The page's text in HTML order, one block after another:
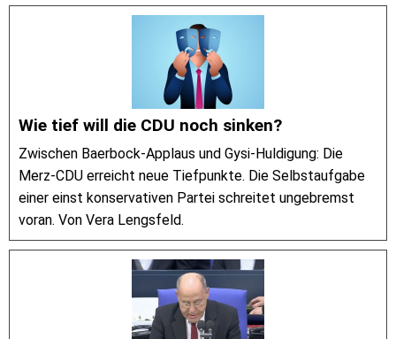
Wie tief will die CDU noch sinken?
Zwischen Baerbock-Applaus und Gysi-Huldigung: Die
Merz-CDU erreicht neue Tiefpunkte. Die Selbstaufgabe
einer einst konservativen Partei schreitet ungebremst
voran. Von Vera Lengsfeld.